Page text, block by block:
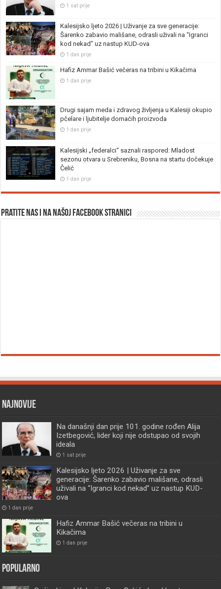
1 sat prije
Kalesijsko ljeto 2026 | Uživanje za sve generacije:
Šarenko zabavio mališane, odrasli uživali na “Igranci
kod nekad” uz nastup KUD-ova
1 dan prije
Hafiz Ammar Bašić večeras na tribini u Kikačima
1 dan prije
Drugi sajam meda i zdravog življenja u Kalesiji okupio
pčelare i ljubitelje domaćih proizvoda
1 dan prije
Kalesijski „federalci“ saznali raspored: Mladost
sezonu otvara u Srebreniku, Bosna na startu dočekuje
Čelić
1 dan prije
Pratite nas i na našoj facebook stranici
Najnovije
Na današnji dan prije 101. godine rođen Alija
Izetbegović, lider koji nije odstupao od svojih
ideala
1 sat prije
Kalesijsko ljeto 2026 | Uživanje za sve
generacije: Šarenko zabavio mališane, odrasli
uživali na “Igranci kod nekad” uz nastup KUD-
ova
1 dan prije
Hafiz Ammar Bašić večeras na tribini u
Kikačima
1 dan prije
Popularno